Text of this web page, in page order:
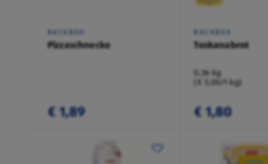
BACKBOX
Pizzaschnecke
€ 1,89
BACKBOX
Toskanabrot
0,36 kg
(€ 5,00/1 kg)
€ 1,80